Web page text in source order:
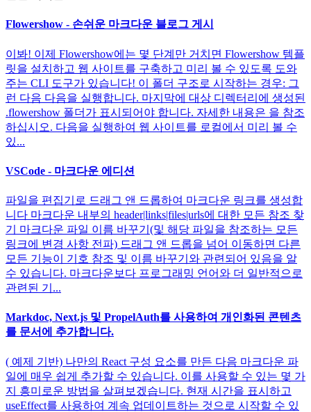
Flowershow - 손쉬운 마크다운 블로그 게시
이봐! 이제 Flowershow에는 몇 단계만 거치면 Flowershow 템플
릿을 설치하고 웹 사이트를 구축하고 미리 볼 수 있도록 도와
주는 CLI 도구가 있습니다! 이 폴더 구조로 시작하는 경우: 그
런 다음 다음을 실행합니다. 마지막에 대상 디렉터리에 생성된
.flowershow 폴더가 표시되어야 합니다. 자세한 내용은 을 참조
하십시오. 다음을 실행하여 웹 사이트를 로컬에서 미리 볼 수
있...
VSCode - 마크다운 에디션
파일을 편집기로 드래그 앤 드롭하여 마크다운 링크를 생성합
니다 마크다운 내부의 header|links|files|urls에 대한 모든 참조 찾
기 마크다운 파일 이름 바꾸기(및 해당 파일을 참조하는 모든
링크에 변경 사항 전파) 드래그 앤 드롭을 넘어 이동하면 다른
모든 기능이 기호 참조 및 이름 바꾸기와 관련되어 있음을 알
수 있습니다. 마크다운보다 프로그래밍 언어와 더 일반적으로
관련된 기...
Markdoc, Next.js 및 PropelAuth를 사용하여 개인화된 콘텐츠
를 문서에 추가합니다.
( 예제 기반) 나만의 React 구성 요소를 만든 다음 마크다운 파
일에 매우 쉽게 추가할 수 있습니다. 이를 사용할 수 있는 몇 가
지 흥미로운 방법을 살펴보겠습니다. 현재 시간을 표시하고
useEffect를 사용하여 계속 업데이트하는 것으로 시작할 수 있